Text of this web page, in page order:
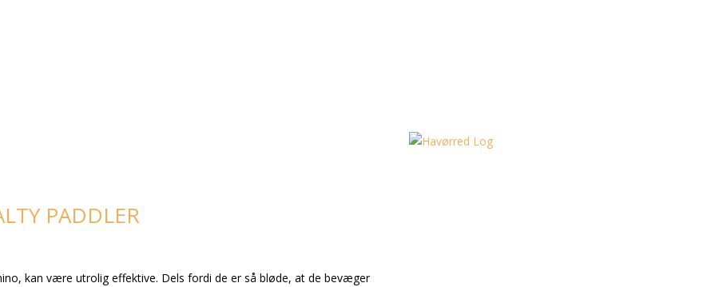
PADDLER
kan være utrolig effektive. Dels fordi de er så bløde, at de bevæger